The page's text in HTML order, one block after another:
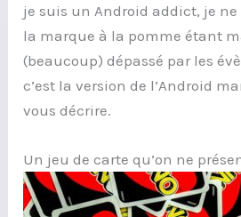
je suis un Android addict, je ne
la marque à la pomme étant
(beaucoup) dépassé par les
c’est la version de l’Android
vous décrire.
Un jeu de carte qu’on ne